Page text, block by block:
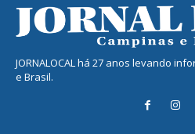
JORNALOCAL há 27 anos levando
e Brasil.